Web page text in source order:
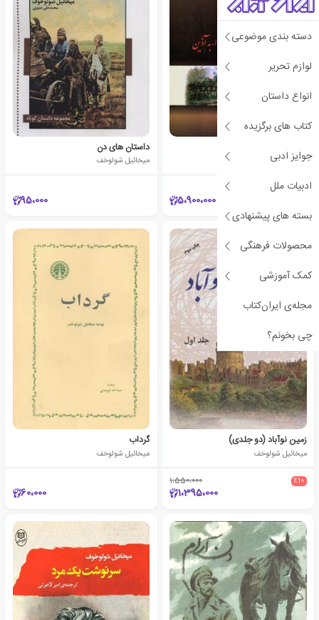
دسته بندی موضوعی
لوازم تحریر
انواع داستان
کتاب های برگزیده
جوایز ادبی
ادبیات ملل
بسته های پیشنهادی
محصولات فرهنگی
کمک آموزشی
مجله‌ی ایران‌کتاب
چی بخونم؟
میخائیل شولوخف
5،900،000
داستان های دن
میخائیل شولوخف
95،000
زمین نوآباد (دو جلدی)
میخائیل شولوخف
٪10 1،550،000
1،395،000
گرداب
میخائیل شولوخف
60،000